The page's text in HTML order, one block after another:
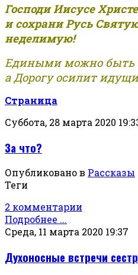
Господи Иисусе
и сохрани Русь
неделимую!
Едиными можно быть
а Дорогу осилит
Страница
Суббота, 28 марта 2020
За что?
Опубликовано в Рассказы
Теги
2 комментарии
Подробнее ...
Среда, 11 марта 2020 19:37
Духоносные встречи